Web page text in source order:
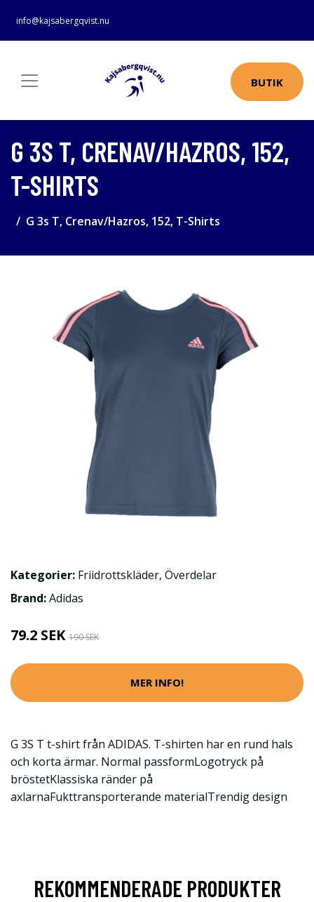
info@kajsabergqvist.nu
BUTIK
G 3S T, CRENAV/HAZROS, 152,
T-SHIRTS
G 3s T, Crenav/Hazros, 152, T-Shirts
Kategorier: Friidrottskläder, Överdelar
Brand:Adidas
79.2 SEK 190 SEK
MER INFO!
G 3S T t-shirt från ADIDAS. T-shirten har en rund hals
och korta ärmar. Normal passformLogotryck på
bröstetKlassiska ränder på
axlarnaFukttransporterande materialTrendig design
REKOMMENDERADE PRODUKTER